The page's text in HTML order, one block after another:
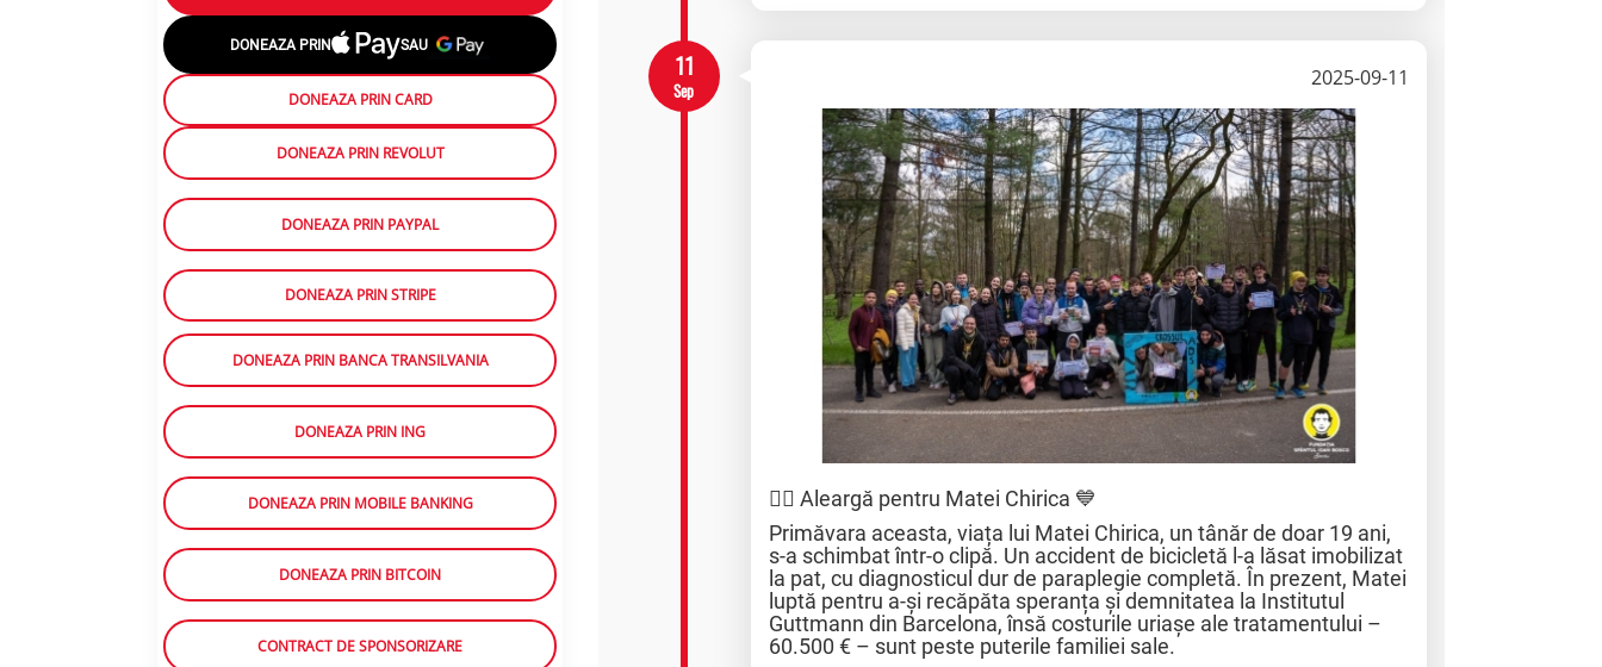
DONEAZA PRIN SAU
DONEAZA PRIN CARD
DONEAZA PRIN REVOLUT
DONEAZA PRIN PAYPAL
DONEAZA PRIN STRIPE
DONEAZA PRIN BANCA TRANSILVANIA
DONEAZA PRIN ING
DONEAZA PRIN MOBILE BANKING
DONEAZA PRIN BITCOIN
CONTRACT DE SPONSORIZARE
11
Sep 2025-09-11
🏃‍♂️ Aleargă pentru Matei Chirica 💙
Primăvara aceasta, viața lui Matei Chirica, un tânăr de doar 19 ani,
s-a schimbat într-o clipă. Un accident de bicicletă l-a lăsat imobilizat
la pat, cu diagnosticul dur de paraplegie completă. În prezent, Matei
luptă pentru a-și recăpăta speranța și demnitatea la Institutul
Guttmann din Barcelona, însă costurile uriașe ale tratamentului –
60.500 € – sunt peste puterile familiei sale.